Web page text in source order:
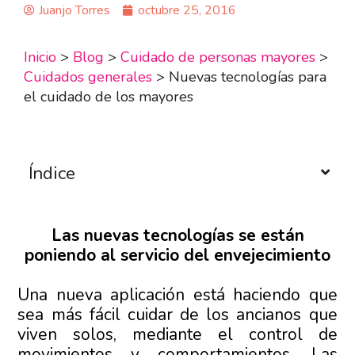
Juanjo Torres octubre 25, 2016
Inicio > Blog > Cuidado de personas mayores >
Cuidados generales > Nuevas tecnologías para
el cuidado de los mayores
Índice
Las nuevas tecnologías se están
poniendo al servicio del envejecimiento
Una nueva aplicación está haciendo que
sea más fácil cuidar de los ancianos que
viven solos, mediante el control de